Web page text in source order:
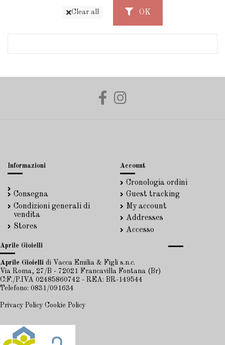
Clear all OK
Informazioni
Consegna
Condizioni generali di
vendita
Stores
Account
Cronologia ordini
Guest tracking
My account
Addresses
Accesso
Aprile Gioielli
Aprile Gioielli di Vacca Emilia & Figli s.n.c.
Via Roma, 27/B - 72021 Francavilla Fontana (Br)
C:F./P.IVA 02485860742 - REA: BR-149544
Telefono: 0831/091634
Privacy Policy Cookie Policy